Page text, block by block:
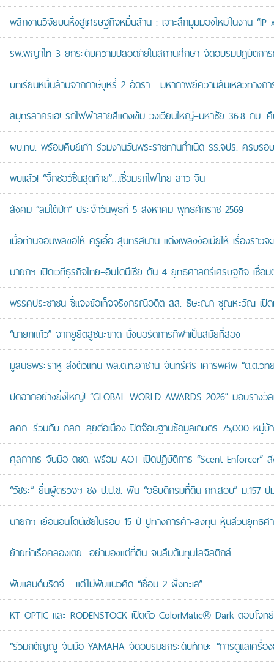
พลิกงานวิจัยบนหิ้งสู่เศรษฐกิจหมื่นล้าน : เจาะลึกมุมมองใหม่ในงาน “IP
รพ.พญาไท 3 ยกระดับความปลอดภัยในสถานศึกษา จัดอบรมปฏิบัติกา
บทเรียนหมื่นล้านจากภาษีบุหรี่ 2 อัตรา : มหากาพย์ความล้มเหลวทางก
สมุทรสาครเฮ! รถไฟฟ้าสายสีแดงเข้ม วงเวียนใหญ่–มหาชัย 36.8 ก
ผบ.ทบ. พร้อมศิษย์เก่า ร่วมงานวันพระราชทานกำเนิด รร.จปร. ครบ
พบแล้ว! “จิ๊กซอว์ชิ้นสุดท้าย”…เชื่อมรถไฟไทย-ลาว-จีน
สังคม “ลมใต้ปีก” ประจำวันพุธที่ 5 สิงหาคม พุทธศักราช 2569
เมื่อท่านจอมพลขอให้ ครูเอื้อ สุนทรสนาน แต่งเพลงง้อเมียให้ เรื่องราวจะ
นายกฯ เปิดเวทีธุรกิจไทย–อินโดนีเซีย ดัน 4 ยุทธศาสตร์เศรษฐกิจ เ
พรรคประชาชน ชี้แจงข้อเท็จจริงกรณีอดีต สส. ธิษะณา ชุณหะวัณ เปิด
“นายกแก้ว” จากยูยิตสูชนะขาด นั่งบอร์ดการกีฬาเป็นสมัยที่สอง
มูลนิธิพระราหู ส่งตัวแทน พล.ต.ท.อาชาน จันทร์ศิริ เคารพศพ “ด.ต.วิท
ปิดฉากอย่างยิ่งใหญ่! “GLOBAL WORLD AWARDS 2026” มอบรา
สศก. ร่วมกับ กสก. ลุยต่อเนื่อง ปิดจ๊อบฐานข้อมูลเกษตร 75,000 หมู่
ศุลกากร จับมือ ตชด. พร้อม AOT เปิดปฏิบัติการ “Scent Enforcer”
“วัชระ” ยื่นผู้ตรวจฯ ชง ป.ป.ช. ฟัน “อธิบดีกรมที่ดิน-กก.สอบ” ม.157 ป
นายกฯ เยือนอินโดนีเซียในรอบ 15 ปี ปูทางการค้า-ลงทุน หุ้นส่วนยุทธศ
ย้ายท่าเรือคลองเตย…อย่ามองแต่ที่ดิน จนลืมต้นทุนโลจิสติกส์
พับแลนด์บริดจ์… แต่ไม่พับแนวคิด “เชื่อม 2 ฝั่งทะเล”
KT OPTIC และ RODENSTOCK เปิดตัว ColorMatic® Dark ตอบโจ
“ร่วมกตัญญู จับมือ YAMAHA จัดอบรมยกระดับทักษะ “การดูแลเครื่อ